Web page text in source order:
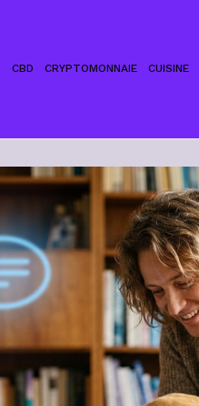
CBD CRYPTOMONNAIE CUISINE